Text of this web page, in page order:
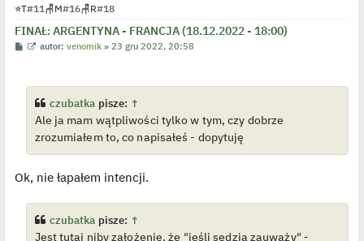
⭐T#11 🪑M#16🪑R#18
FINAŁ: ARGENTYNA - FRANCJA (18.12.2022 - 18:00)
P
W
i
e
t
l
o
y
c
z
y
p
autor:venomik »23 gru 2022, 20:58
czubatka pisze: ↑
Ale ja mam wątpliwości tylko w tym, czy dobrze
zrozumiałem to, co napisałeś - dopytuję
Ok, nie łapałem intencji.
czubatka pisze: ↑
Jest tutaj niby założenie, że "jeśli sędzia zauważy" -